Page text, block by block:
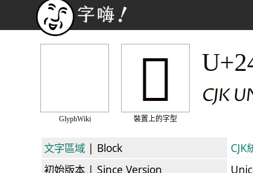
GlyphWiki
𤮽
裝置上的字型
CJK
文字區域 | Block
初始版本 | Since Version